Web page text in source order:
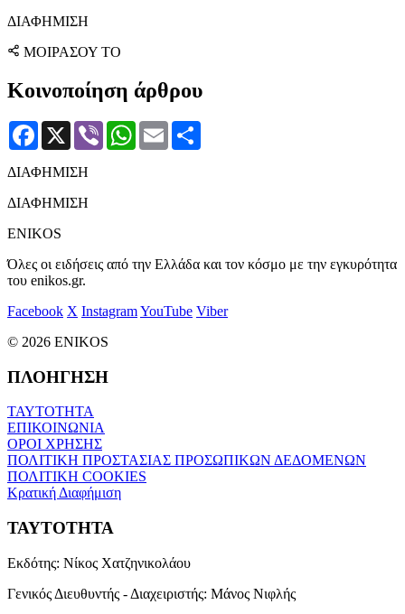
ΔΙΑΦΗΜΙΣΗ
ΜΟΙΡΑΣΟΥ ΤΟ
Κοινοποίηση άρθρου
Facebook
X Viber WhatsApp
Email
ΔΙΑΦΗΜΙΣΗ
ΔΙΑΦΗΜΙΣΗ
ENIKOS
Όλες οι ειδήσεις από την Ελλάδα και τον κόσμο με την εγκυρότητα
του enikos.gr.
Facebook X InstagramYouTube Viber
© 2026 ENIKOS
ΠΛΟΗΓΗΣΗ
ΤΑΥΤΟΤΗΤΑ
ΕΠΙΚΟΙΝΩΝΙΑ
ΟΡΟΙ ΧΡΗΣΗΣ
ΠΟΛΙΤΙΚΗ ΠΡΟΣΤΑΣΙΑΣ ΠΡΟΣΩΠΙΚΩΝ ΔΕΔΟΜΕΝΩΝ
ΠΟΛΙΤΙΚΗ COOKIES
Κρατική Διαφήμιση
ΤΑΥΤΟΤΗΤΑ
Εκδότης: Νίκος Χατζηνικολάου
Γενικός Διευθυντής - Διαχειριστής: Μάνος Νιφλής